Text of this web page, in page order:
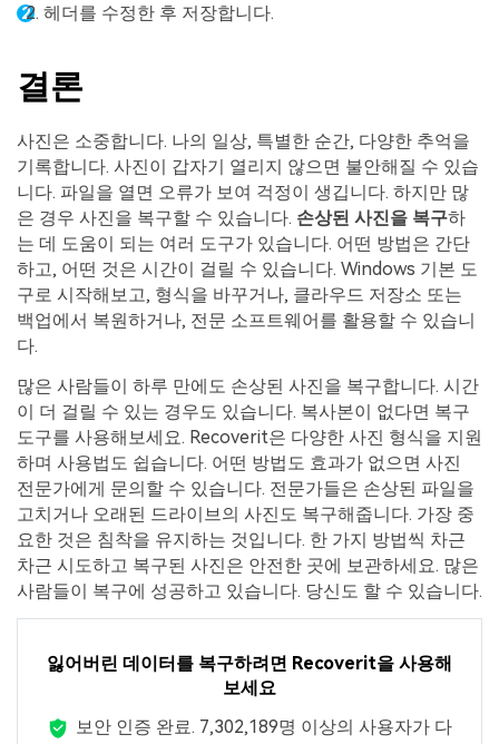
헤더를 수정한 후 저장합니다.
결론
사진은 소중합니다. 나의 일상, 특별한 순간, 다양한 추억을
기록합니다. 사진이 갑자기 열리지 않으면 불안해질 수 있습
니다. 파일을 열면 오류가 보여 걱정이 생깁니다. 하지만 많
은 경우 사진을 복구할 수 있습니다. 손상된 사진을 복구하
는 데 도움이 되는 여러 도구가 있습니다. 어떤 방법은 간단
하고, 어떤 것은 시간이 걸릴 수 있습니다. Windows 기본 도
구로 시작해보고, 형식을 바꾸거나, 클라우드 저장소 또는
백업에서 복원하거나, 전문 소프트웨어를 활용할 수 있습니
다.
많은 사람들이 하루 만에도 손상된 사진을 복구합니다. 시간
이 더 걸릴 수 있는 경우도 있습니다. 복사본이 없다면 복구
도구를 사용해보세요. Recoverit은 다양한 사진 형식을 지원
하며 사용법도 쉽습니다. 어떤 방법도 효과가 없으면 사진
전문가에게 문의할 수 있습니다. 전문가들은 손상된 파일을
고치거나 오래된 드라이브의 사진도 복구해줍니다. 가장 중
요한 것은 침착을 유지하는 것입니다. 한 가지 방법씩 차근
차근 시도하고 복구된 사진은 안전한 곳에 보관하세요. 많은
사람들이 복구에 성공하고 있습니다. 당신도 할 수 있습니다.
잃어버린 데이터를 복구하려면 Recoverit을 사용해
보세요
보안 인증 완료. 7,302,189명 이상의 사용자가 다